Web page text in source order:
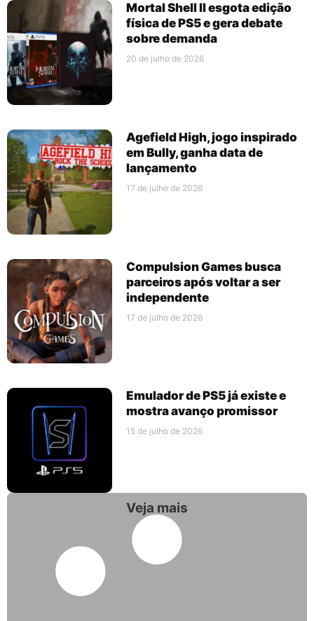
Mortal Shell II esgota edição
física de PS5 e gera debate
sobre demanda
20 de julho de 2026
Agefield High, jogo inspirado
em Bully, ganha data de
lançamento
17 de julho de 2026
Compulsion Games busca
parceiros após voltar a ser
independente
17 de julho de 2026
Emulador de PS5 já existe e
mostra avanço promissor
15 de julho de 2026
Veja mais